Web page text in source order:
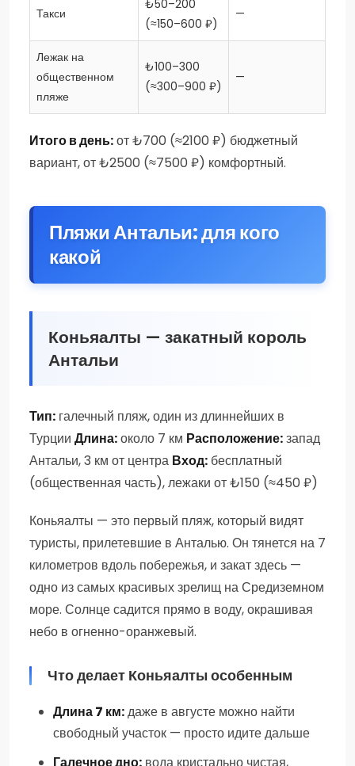
Такси
₺50–200
(≈150–600 ₽)
—
Лежак на
общественном
пляже
₺100–300
(≈300–900 ₽)
—
Итого в день:от ₺700 (≈2100 ₽) бюджетный
вариант, от ₺2500 (≈7500 ₽) комфортный.
Пляжи Антальи: для кого
какой
Коньяалты — закатный король
Антальи
Тип: галечный пляж, один из длиннейших в
Турции Длина:около 7 км Расположение:запад
Антальи, 3 км от центра Вход: бесплатный
(общественная часть), лежаки от ₺150 (≈450 ₽)
Коньяалты — это первый пляж, который видят
туристы, прилетевшие в Анталью. Он тянется на 7
километров вдоль побережья, и закат здесь —
одно из самых красивых зрелищ на Средиземном
море. Солнце садится прямо в воду, окрашивая
небо в огненно-оранжевый.
Что делает Коньяалты особенным
Длина 7 км:даже в августе можно найти
свободный участок — просто идите дальше